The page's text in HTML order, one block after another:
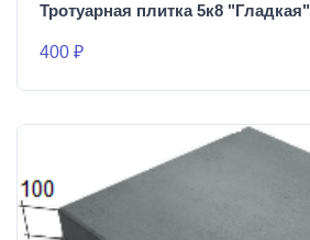
Тротуарная плитка 5к8 "Гладкая"
400 ₽